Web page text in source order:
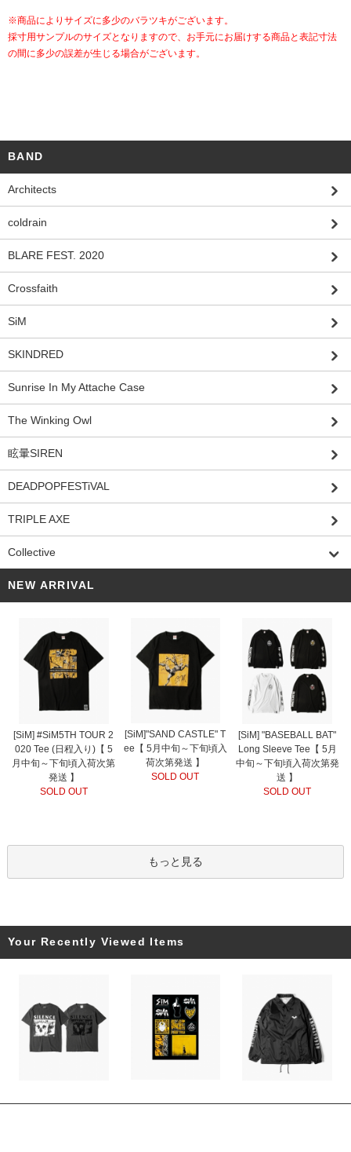
※商品によりサイズに多少のバラツキがございます。
採寸用サンプルのサイズとなりますので、お手元にお届けする商品と表記寸法
の間に多少の誤差が生じる場合がございます。
BAND
Architects
coldrain
BLARE FEST. 2020
Crossfaith
SiM
SKINDRED
Sunrise In My Attache Case
The Winking Owl
眩暈SIREN
DEADPOPFESTiVAL
TRIPLE AXE
Collective
NEW ARRIVAL
[SiM] #SiM5TH TOUR 2
020 Tee (日程入り)【 5
月中旬～下旬頃入荷次第
発送 】
SOLD OUT
[SiM]"SAND CASTLE" T
ee【 5月中旬～下旬頃入
荷次第発送 】
SOLD OUT
[SiM] "BASEBALL BAT"
Long Sleeve Tee【 5月
中旬～下旬頃入荷次第発
送 】
SOLD OUT
もっと見る
Your Recently Viewed Items